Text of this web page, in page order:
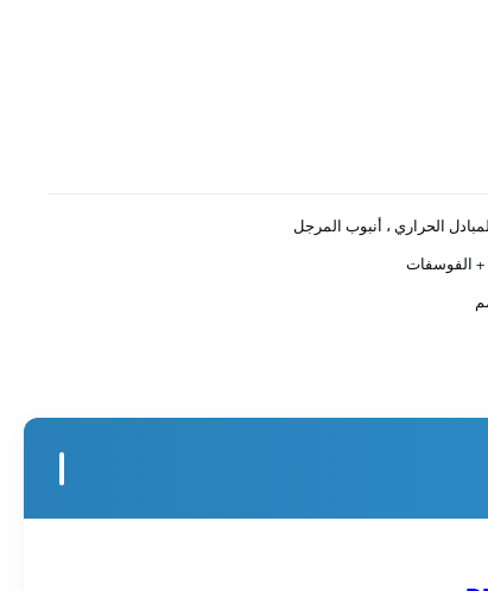
الحراري ، أنبوب المرجل
+ الفوسفات